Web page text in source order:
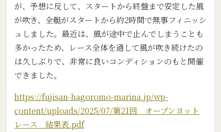
が、予想に反して、スタートから終盤まで安定した風
が吹き、全艇がスタートから約2時間で無事フィニッシ
ュしました。最近は、風が途中で止んでしまうことも
多かったため、レース全体を通して風が吹き続けたの
は久しぶりで、非常に良いコンディションのもと開催
できました。
https://fujisan-hagoromo-marina.jp/wp-
content/uploads/2025/07/第21回 オープンヨット
レース 結果表.pdf